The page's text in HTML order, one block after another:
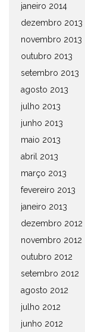
janeiro 2014
dezembro 2013
novembro 2013
outubro 2013
setembro 2013
agosto 2013
julho 2013
junho 2013
maio 2013
abril 2013
março 2013
fevereiro 2013
janeiro 2013
dezembro 2012
novembro 2012
outubro 2012
setembro 2012
agosto 2012
julho 2012
junho 2012